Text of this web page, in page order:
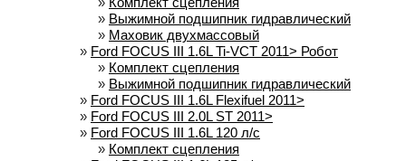
» Выжимной подшипник гидравлический
» Маховик двухмассовый
» Ford FOCUS III 1.6L Ti-VCT 2011> Робот
» Комплект сцепления
» Выжимной подшипник гидравлический
» Ford FOCUS III 1.6L Flexifuel 2011>
» Ford FOCUS III 2.0L ST 2011>
» Ford FOCUS III 1.6L 120 л/с
» Комплект сцепления